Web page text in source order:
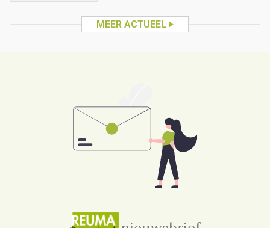
MEER ACTUEEL